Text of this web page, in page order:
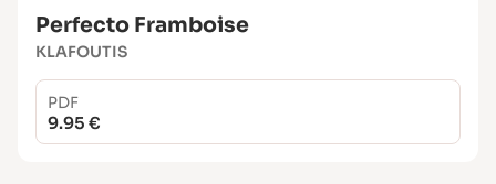
Perfecto Framboise
KLAFOUTIS
PDF
9.95 €